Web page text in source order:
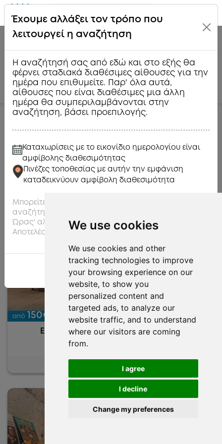
We use cookies
We use cookies and other
tracking technologies to improve
your browsing experience on our
website, to show you
personalized content and
targeted ads, to analyze our
website traffic, and to understand
where our visitors are coming
from.
I agree
I decline
Change my preferences
Λειτουργεί
Ποιους Τύπους Αιθουσών προτιμάτε;
Θεατρική Lounge
ή μή ιδιωτική), εάν οι καλεσμένοι σας εν συνόλω
κατανάλωση Φαγητών & Ποτών
Εμφάνιση 1 - 24 από 138 αίθουσες για Ομαδική Συνάντηση, κοντά
στη Θεσσαλονίκη
Νέο!
από 150€ / περίοδο
Ενιαίος Minimal & Cozy Πολυχώρος
Οδός Β. Όλγας
Φέρε Το Δικό σου
Χάρτης
Έχουμε αλλάξει τον τρόπο που
λειτουργεί η αναζήτηση
Η αναζήτησή σας από εδώ και στο εξής θα
φέρνει σταδιακά διαθέσιμες αίθουσες για την
ημέρα που επιθυμείτε. Παρ' όλα αυτά,
αίθουσες που είναι διαθέσιμες μια άλλη
ημέρα θα συμπεριλαμβάνονται στην
αναζήτηση, βάσει προεπιλογής.
Καταχωρίσεις με το εικονίδιο ημερολογίου είναι
αμφίβολης διαθεσιμότητας
Πινέζες τοποθεσίας με αυτήν την εμφάνιση
καταδεικνύουν αμφίβολη διαθεσιμότητα
Μπορείτε να εξαιρέσετε αυτές τις αίθουσες από την
αναζήτηση σας με κριτήρια από το φίλτρο 'Ημέρας &
Ώρας' αλλά μπορεί να καταλήξετε με σελίδα 'Χωρίς
Αποτελέσματα'
Είμαι ενήμερος/η